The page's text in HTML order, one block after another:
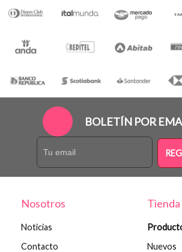
BOLETÍN POR
Nosotros
Noticias
Contacto
Tienda
Nuevos